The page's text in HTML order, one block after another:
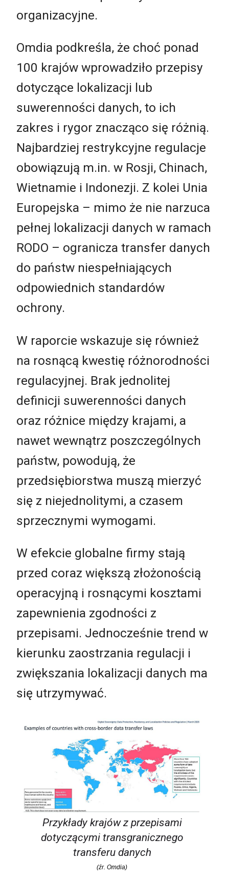
organizacyjne.
Omdia podkreśla, że choć ponad
100 krajów wprowadziło przepisy
dotyczące lokalizacji lub
suwerenności danych, to ich
zakres i rygor znacząco się różnią.
Najbardziej restrykcyjne regulacje
obowiązują m.in. w Rosji, Chinach,
Wietnamie i Indonezji. Z kolei Unia
Europejska – mimo że nie narzuca
pełnej lokalizacji danych w ramach
RODO – ogranicza transfer danych
do państw niespełniających
odpowiednich standardów
ochrony.
W raporcie wskazuje się również
na rosnącą kwestię różnorodności
regulacyjnej. Brak jednolitej
definicji suwerenności danych
oraz różnice między krajami, a
nawet wewnątrz poszczególnych
państw, powodują, że
przedsiębiorstwa muszą mierzyć
się z niejednolitymi, a czasem
sprzecznymi wymogami.
W efekcie globalne firmy stają
przed coraz większą złożonością
operacyjną i rosnącymi kosztami
zapewnienia zgodności z
przepisami. Jednocześnie trend w
kierunku zaostrzania regulacji i
zwiększania lokalizacji danych ma
się utrzymywać.
Przykłady krajów z przepisami
dotyczącymi transgranicznego
transferu danych
(źr. Omdia)